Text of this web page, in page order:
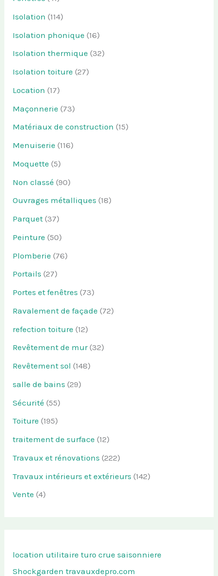
Isolation (114)
Isolation phonique (16)
Isolation thermique (32)
Isolation toiture (27)
Location (17)
Maçonnerie (73)
Matériaux de construction (15)
Menuiserie (116)
Moquette (5)
Non classé (90)
Ouvrages métalliques (18)
Parquet (37)
Peinture (50)
Plomberie (76)
Portails (27)
Portes et fenêtres (73)
Ravalement de façade (72)
refection toiture (12)
Revêtement de mur(32)
Revêtement sol (148)
salle de bains (29)
Sécurité (55)
Toiture (195)
traitement de surface (12)
Travaux et rénovations (222)
Travaux intérieurs et extérieurs (142)
Vente (4)
location utilitaire turo crue saisonniere
Shockgarden travauxdepro.com